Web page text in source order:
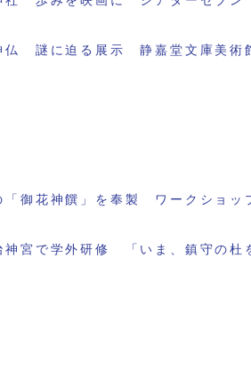
仏 謎に迫る展示 静嘉堂文庫美術
「御花神饌」を奉製 ワークショ
神宮で学外研修 「いま、鎮守の杜